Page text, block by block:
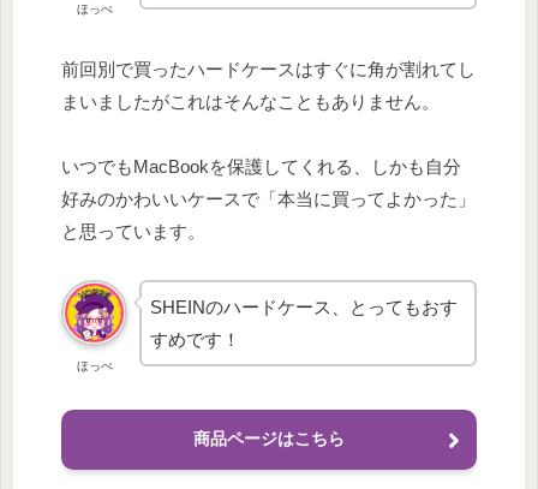
ほっぺ
前回別で買ったハードケースはすぐに角が割れてし
まいましたがこれはそんなこともありません。
いつでもMacBookを保護してくれる、しかも自分
好みのかわいいケースで「本当に買ってよかった」
と思っています。
ほっぺ
SHEINのハードケース、とってもおす
すめです！
商品ページはこちら